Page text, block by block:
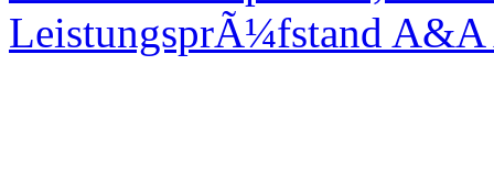
LeistungsprÃ¼fstand